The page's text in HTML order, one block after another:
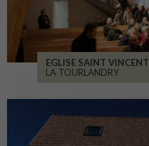
EGLISE SAINT VINCENT
LA TOURLANDRY